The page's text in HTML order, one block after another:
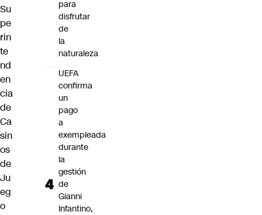
Su
pe
rin
te
nd
en
cia
de
Ca
sin
os
de
Ju
eg
o
para
disfrutar
de
la
naturaleza
UEFA
confirma
un
pago
a
exempleada
durante
la
gestión
de
Gianni
Infantino,